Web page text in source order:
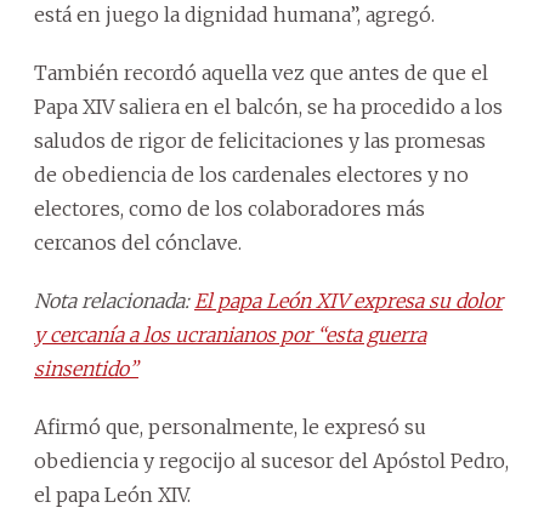
está en juego la dignidad humana”, agregó.
También recordó aquella vez que antes de que el
Papa XIV saliera en el balcón, se ha procedido a los
saludos de rigor de felicitaciones y las promesas
de obediencia de los cardenales electores y no
electores, como de los colaboradores más
cercanos del cónclave.
Nota relacionada: El papa León XIV expresa su dolor
y cercanía a los ucranianos por “esta guerra
sinsentido”
Afirmó que, personalmente, le expresó su
obediencia y regocijo al sucesor del Apóstol Pedro,
el papa León XIV.